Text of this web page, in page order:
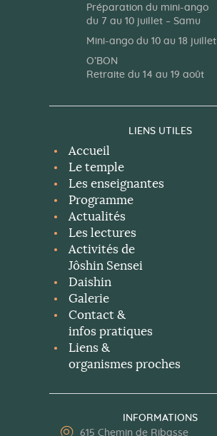
Préparation du mini-ango
du 7 au 10 juillet – Samu
Mini-ango du 10 au 18 juillet
O’BON
Retraite du 14 au 19 août
LIENS UTILES
Accueil
Le temple
Les enseignantes
Programme
Actualités
Les lectures
Activités de
Jôshin Sensei
Daishin
Galerie
Contact &
infos pratiques
Liens &
organismes proches
INFORMATIONS
615 Chemin de Ribasse